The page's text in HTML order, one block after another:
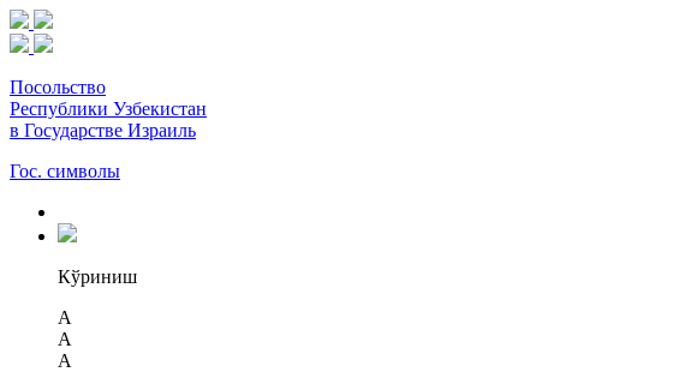
Посольство
Республики Узбекистан
в Государстве Израиль
Гос. символы
Кўриниш
A
A
A